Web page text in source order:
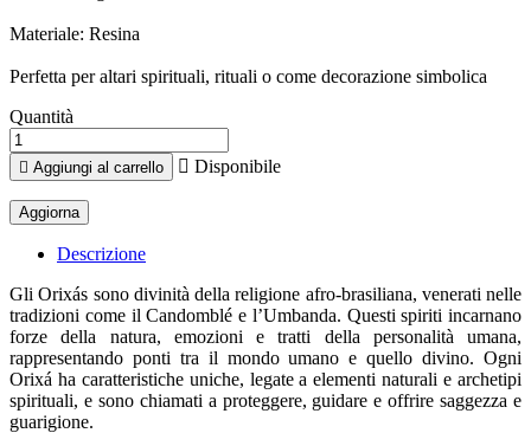
Materiale: Resina
Perfetta per altari spirituali, rituali o come decorazione simbolica
Quantità
 Aggiungi al carrello  Disponibile
Descrizione
Gli Orixás sono divinità della religione afro-brasiliana, venerati nelle
tradizioni come il Candomblé e l’Umbanda. Questi spiriti incarnano
forze della natura, emozioni e tratti della personalità umana,
rappresentando ponti tra il mondo umano e quello divino. Ogni
Orixá ha caratteristiche uniche, legate a elementi naturali e archetipi
spirituali, e sono chiamati a proteggere, guidare e offrire saggezza e
guarigione.